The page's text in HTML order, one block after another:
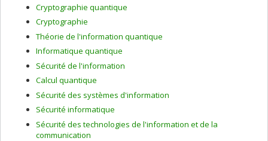
Cryptographie quantique
Cryptographie
Théorie de l'information quantique
Informatique quantique
Sécurité de l'information
Calcul quantique
Sécurité des systèmes d'information
Sécurité informatique
Sécurité des technologies de l'information et de la
communication